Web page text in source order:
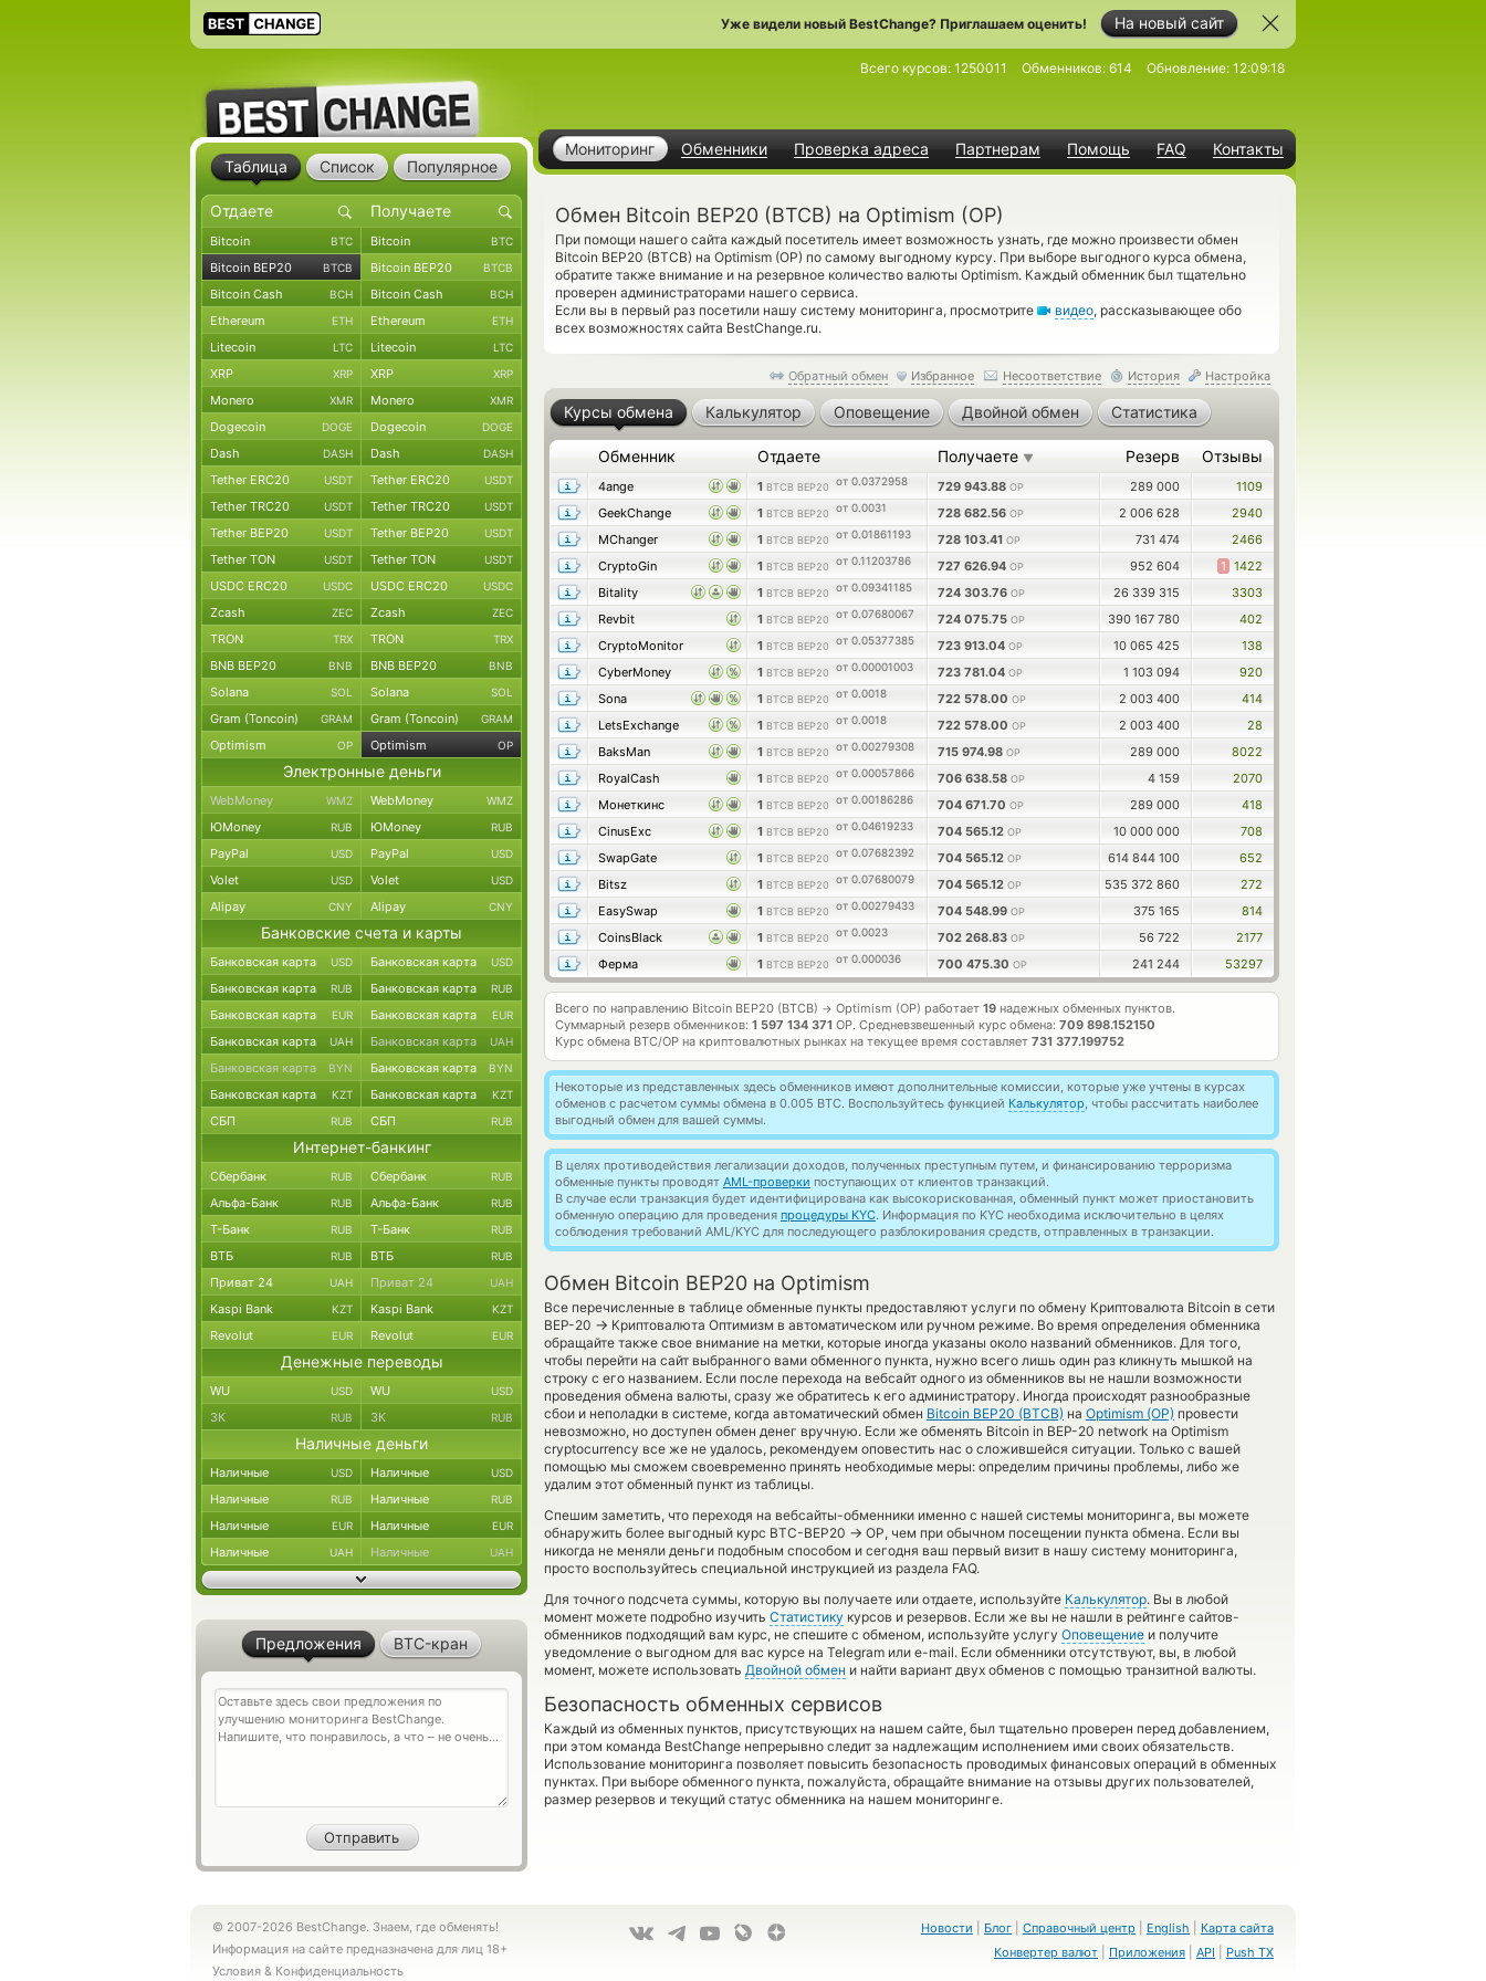
На новый сайт
Уже видели новый BestChange? Приглашаем оценить!
Мониторинг Обменники Проверка адреса Партнерам Помощь FAQ Контакты
Всего курсов: 1250011 Обменников: 614 Обновление: 12:09:18
Обмен Bitcoin BEP20 (BTCB) на Optimism (OP)
При помощи нашего сайта каждый посетитель имеет возможность узнать, где можно произвести обмен
Bitcoin BEP20 (BTCB) на Optimism (OP) по самому выгодному курсу. При выборе выгодного курса обмена,
обратите также внимание и на резервное количество валюты Optimism. Каждый обменник был тщательно
проверен администраторами нашего сервиса.
Если вы в первый раз посетили нашу систему мониторинга, просмотрите
видео, рассказывающее обо
всех возможностях сайта BestChange.ru.
Обратный обмен Избранное Несоответствие История Настройка
Курсы обмена Калькулятор Оповещение Двойной обмен Статистика
Обменник Отдаете Получаете ▼ Резерв Отзывы
4ange 1 BTCB BEP20 от 0.0372958 729 943.88 OP 289 000
1109
GeekChange
1 BTCB BEP20 от 0.0031 728 682.56 OP 2 006 628
2940
MChanger
1 BTCB BEP20 от 0.01861193 728 103.41 OP 731 474
2466
CryptoGin
1 BTCB BEP20 от 0.11203786 727 626.94 OP 952 604 1 1422
Bitality
1 BTCB BEP20 от 0.09341185 724 303.76 OP 26 339 315
3303
Revbit
1 BTCB BEP20 от 0.07680067 724 075.75 OP 390 167 780
402
CryptoMonitor
1 BTCB BEP20 от 0.05377385 723 913.04 OP 10 065 425
138
CyberMoney
1 BTCB BEP20 от 0.00001003 723 781.04 OP 1 103 094
920
Sona
1 BTCB BEP20 от 0.0018 722 578.00 OP 2 003 400
414
LetsExchange
1 BTCB BEP20 от 0.0018 722 578.00 OP 2 003 400
28
BaksMan
1 BTCB BEP20 от 0.00279308 715 974.98 OP 289 000
8022
RoyalCash
1 BTCB BEP20 от 0.00057866 706 638.58 OP 4 159
2070
Монеткинс
1 BTCB BEP20 от 0.00186286 704 671.70 OP 289 000
418
CinusExc
1 BTCB BEP20 от 0.04619233 704 565.12 OP 10 000 000
708
SwapGate
1 BTCB BEP20 от 0.07682392 704 565.12 OP 614 844 100
652
Bitsz
1 BTCB BEP20 от 0.07680079 704 565.12 OP 535 372 860
272
EasySwap
1 BTCB BEP20 от 0.00279433 704 548.99 OP 375 165
814
CoinsBlack
1 BTCB BEP20 от 0.0023 702 268.83 OP 56 722
2177
Ферма
1 BTCB BEP20 от 0.000036 700 475.30 OP 241 244 53297
Всего по направлению Bitcoin BEP20 (BTCB) → Optimism (OP) работает 19 надежных обменных пунктов.
Суммарный резерв обменников: 1 597 134 371 OP. Средневзвешенный курс обмена: 709 898.152150
Курс обмена BTC/OP на криптовалютных рынках на текущее время составляет 731 377.199752
Некоторые из представленных здесь обменников имеют дополнительные комиссии, которые уже учтены в курсах
обменов с расчетом суммы обмена в 0.005 BTC. Воспользуйтесь функцией Калькулятор, чтобы рассчитать наиболее
выгодный обмен для вашей суммы.
В целях противодействия легализации доходов, полученных преступным путем, и финансированию терроризма
обменные пункты проводят AML-проверки поступающих от клиентов транзакций.
В случае если транзакция будет идентифицирована как высокорискованная, обменный пункт может приостановить
обменную операцию для проведения процедуры KYC. Информация по KYC необходима исключительно в целях
соблюдения требований AML/KYC для последующего разблокирования средств, отправленных в транзакции.
Обмен Bitcoin BEP20 на Optimism
Все перечисленные в таблице обменные пункты предоставляют услуги по обмену Криптовалюта Bitcoin в сети
BEP-20 → Криптовалюта Оптимизм в автоматическом или ручном режиме. Во время определения обменника
обращайте также свое внимание на метки, которые иногда указаны около названий обменников. Для того,
чтобы перейти на сайт выбранного вами обменного пункта, нужно всего лишь один раз кликнуть мышкой на
строку с его названием. Если после перехода на вебсайт одного из обменников вы не нашли возможности
проведения обмена валюты, сразу же обратитесь к его администратору. Иногда происходят разнообразные
сбои и неполадки в системе, когда автоматический обмен Bitcoin BEP20 (BTCB) на Optimism (OP) провести
невозможно, но доступен обмен денег вручную. Если же обменять Bitcoin in BEP-20 network на Optimism
cryptocurrency все же не удалось, рекомендуем оповестить нас о сложившейся ситуации. Только с вашей
помощью мы сможем своевременно принять необходимые меры: определим причины проблемы, либо же
удалим этот обменный пункт из таблицы.
Спешим заметить, что переходя на вебсайты-обменники именно с нашей системы мониторинга, вы можете
обнаружить более выгодный курс BTC-BEP20 → OP, чем при обычном посещении пункта обмена. Если вы
никогда не меняли деньги подобным способом и сегодня ваш первый визит в нашу систему мониторинга,
просто воспользуйтесь специальной инструкцией из раздела FAQ.
Для точного подсчета суммы, которую вы получаете или отдаете, используйте Калькулятор. Вы в любой
момент можете подробно изучить Статистику курсов и резервов. Если же вы не нашли в рейтинге сайтов-
обменников подходящий вам курс, не спешите с обменом, используйте услугу Оповещение и получите
уведомление о выгодном для вас курсе на Telegram или e-mail. Если обменники отсутствуют, вы, в любой
момент, можете использовать Двойной обмен и найти вариант двух обменов с помощью транзитной валюты.
Безопасность обменных сервисов
Каждый из обменных пунктов, присутствующих на нашем сайте, был тщательно проверен перед добавлением,
при этом команда BestChange непрерывно следит за надлежащим исполнением ими своих обязательств.
Использование мониторинга позволяет повысить безопасность проводимых финансовых операций в обменных
пунктах. При выборе обменного пункта, пожалуйста, обращайте внимание на отзывы других пользователей,
размер резервов и текущий статус обменника на нашем мониторинге.
Таблица Список Популярное
Bitcoin BTC Bitcoin BTC
Bitcoin BEP20 BTCB Bitcoin BEP20 BTCB
Bitcoin Cash BCH Bitcoin Cash BCH
Ethereum ETH Ethereum ETH
Litecoin LTC Litecoin LTC
XRP XRP XRP XRP
Monero XMR Monero XMR
Dogecoin DOGE Dogecoin DOGE
Dash DASH Dash DASH
Tether ERC20 USDT Tether ERC20 USDT
Tether TRC20 USDT Tether TRC20 USDT
Tether BEP20 USDT Tether BEP20 USDT
Tether TON USDT Tether TON USDT
USDC ERC20 USDC USDC ERC20 USDC
Zcash ZEC Zcash ZEC
TRON TRX TRON TRX
BNB BEP20 BNB BNB BEP20 BNB
Solana SOL Solana SOL
Gram (Toncoin) GRAM Gram (Toncoin) GRAM
Optimism OP Optimism OP
Электронные деньги
WebMoney WMZ WebMoney WMZ
ЮMoney RUB ЮMoney RUB
PayPal USD PayPal USD
Volet USD Volet USD
Alipay CNY Alipay CNY
Банковские счета и карты
Банковская карта USD Банковская карта USD
Банковская карта RUB Банковская карта RUB
Банковская карта EUR Банковская карта EUR
Банковская карта UAH Банковская карта UAH
Банковская карта BYN Банковская карта BYN
Банковская карта KZT Банковская карта KZT
СБП RUB СБП RUB
Интернет-банкинг
Сбербанк RUB Сбербанк RUB
Альфа-Банк RUB Альфа-Банк RUB
Т-Банк RUB Т-Банк RUB
ВТБ RUB ВТБ RUB
Приват 24 UAH Приват 24 UAH
Kaspi Bank KZT Kaspi Bank KZT
Revolut EUR Revolut EUR
Денежные переводы
WU USD WU USD
ЗК RUB ЗК RUB
Наличные деньги
Наличные USD Наличные USD
Наличные RUB Наличные RUB
Наличные EUR Наличные EUR
Наличные UAH Наличные UAH
Предложения BTC-кран
© 2007-2026 BestChange. Знаем, где обменять!
Информация на сайте предназначена для лиц 18+
Условия & Конфиденциальность
Новости Блог Справочный центр English
Карта сайта
Конвертер валют
Приложения API Push TX